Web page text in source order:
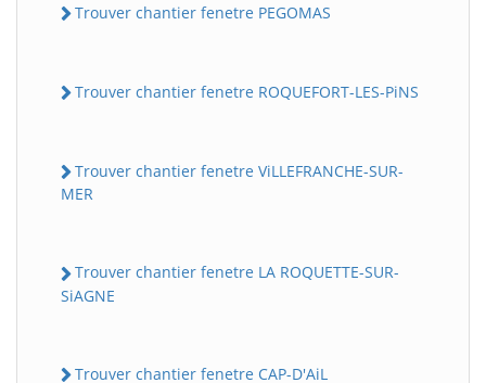
Trouver chantier fenetre PEGOMAS
Trouver chantier fenetre ROQUEFORT-LES-PiNS
Trouver chantier fenetre ViLLEFRANCHE-SUR-
MER
Trouver chantier fenetre LA ROQUETTE-SUR-
SiAGNE
Trouver chantier fenetre CAP-D'AiL